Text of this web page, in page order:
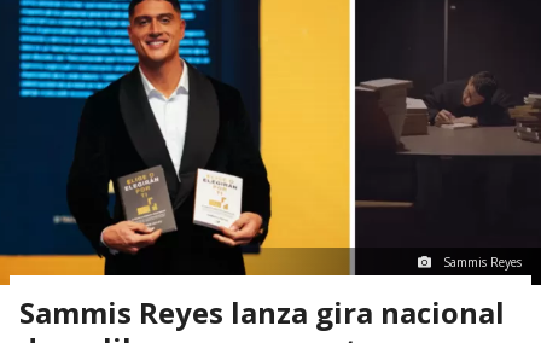
Sammis Reyes
Sammis Reyes lanza gira nacional